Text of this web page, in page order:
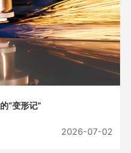
“变形记”
2026-07-02